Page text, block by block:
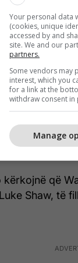
dominuan
në pjesën e
Mainoo
i Watkins
pavarësisht
që
Shaw, të
Your personal data
(cookies, unique
accessed by and
site. We and our
partners.
Some vendors may
interest, which you
for a link at the
withdraw consent in
Manage